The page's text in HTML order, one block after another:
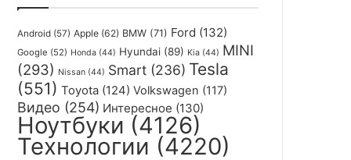
Android (57) Apple (62) BMW (71) Ford (132)
Google (52) Honda (44) Hyundai (89) Kia (44) MINI
(293) Nissan (44) Smart (236) Tesla
(551) Toyota (124) Volkswagen (117)
Видео (254) Интересное (130)
Ноутбуки (4126)
Технологии (4220)